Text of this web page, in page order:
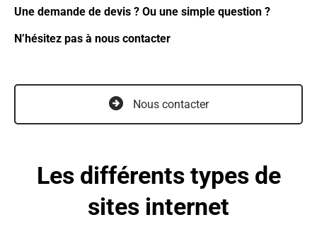
Une demande de devis ? Ou une simple question ?
N’hésitez pas à nous contacter
Nous contacter
Les différents types de
sites internet